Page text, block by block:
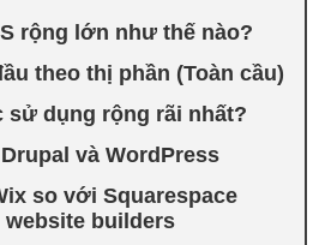
rộng lớn như thế nào?
theo thị phần (Toàn cầu)
sử dụng rộng rãi nhất?
và WordPress
so với Squarespace
builders